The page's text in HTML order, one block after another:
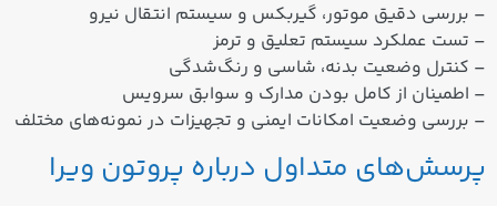
– بررسی دقیق موتور، گیربکس و سیستم انتقال نیرو
– تست عملکرد سیستم تعلیق و ترمز
– کنترل وضعیت بدنه، شاسی و رنگ‌شدگی
– اطمینان از کامل بودن مدارک و سوابق سرویس
– بررسی وضعیت امکانات ایمنی و تجهیزات در نمونه‌های مختلف
پرسش‌های متداول درباره پروتون ویرا